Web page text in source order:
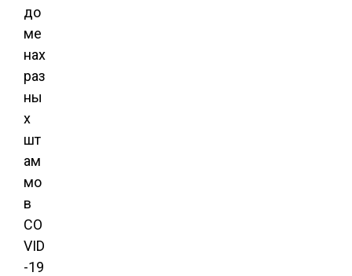
до
ме
нах
раз
ны
х
шт
ам
мо
в
CO
VID
-19